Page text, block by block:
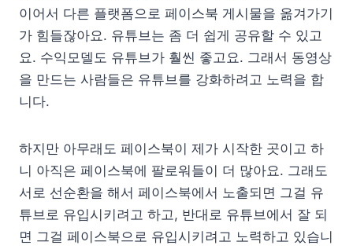
이어서 다른 플랫폼으로 페이스북 게시물을 옮겨가기
가 힘들잖아요. 유튜브는 좀 더 쉽게 공유할 수 있고
요. 수익모델도 유튜브가 훨씬 좋고요. 그래서 동영상
을 만드는 사람들은 유튜브를 강화하려고 노력을 합
니다.
하지만 아무래도 페이스북이 제가 시작한 곳이고 하
니 아직은 페이스북에 팔로워들이 더 많아요. 그래도
서로 선순환을 해서 페이스북에서 노출되면 그걸 유
튜브로 유입시키려고 하고, 반대로 유튜브에서 잘 되
면 그걸 페이스북으로 유입시키려고 노력하고 있습니